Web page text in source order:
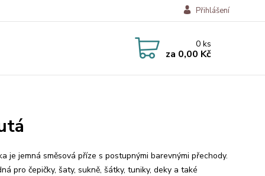
Přihlášení
0ks
za 0,00 Kč
je jemná směsová příze s postupnými barevnými přechody.
pro čepičky, šaty, sukně, šátky, tuniky, deky a také